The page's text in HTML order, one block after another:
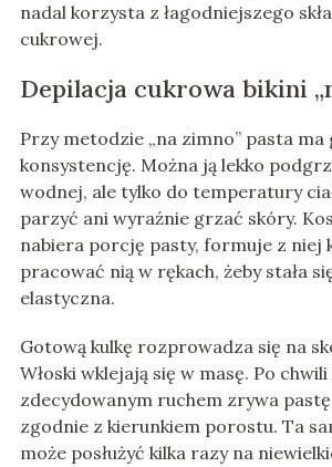
nadal korzysta z łagodniejszego
cukrowej.
Depilacja cukrowa bikini
Przy metodzie „na zimno” pasta ma
konsystencję. Można ją lekko
wodnej, ale tylko do temperatury
parzyć ani wyraźnie grzać skóry.
nabiera porcję pasty, formuje z niej
pracować nią w rękach, żeby stała
elastyczna.
Gotową kulkę rozprowadza się na
Włoski wklejają się w masę. Po
zdecydowanym ruchem zrywa pastę
zgodnie z kierunkiem porostu. Ta
może posłużyć kilka razy na